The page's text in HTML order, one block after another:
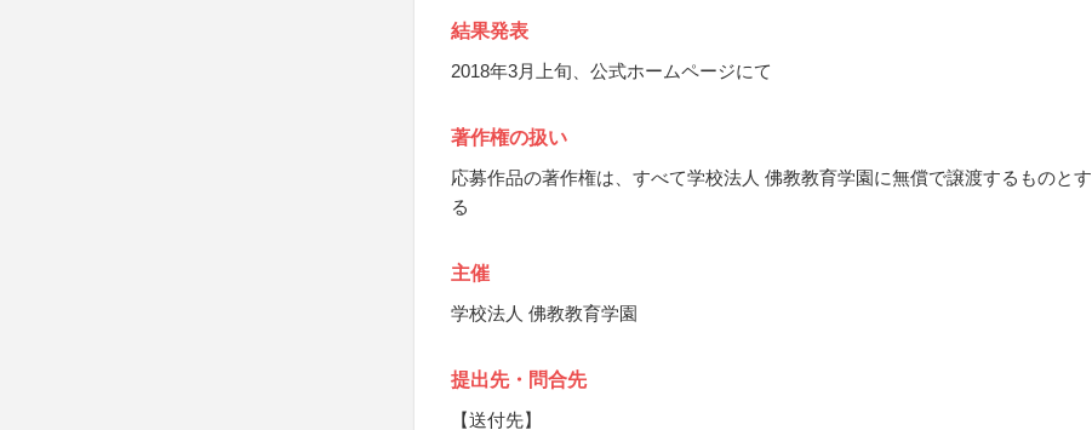
結果発表
2018年3月上旬、公式ホームページにて
著作権の扱い
応募作品の著作権は、すべて学校法人 佛教教育学園に無償で譲渡するものとす
る
主催
学校法人 佛教教育学園
提出先・問合先
【送付先】